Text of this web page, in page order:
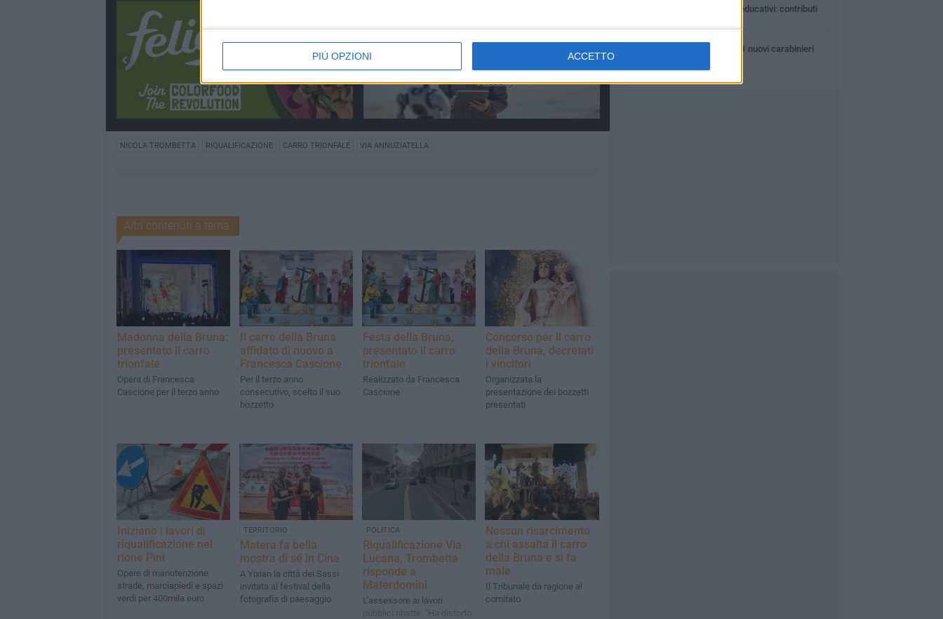
PIÙ OPZIONI ACCETTO
NICOLA TROMBETTA RIQUALIFICAZIONE CARRO TRIONFALE VIA ANNUZIATELLA
Altri contenuti a tema
Madonna della Bruna:
presentato il carro
trionfale
Opera di Francesca
Cascione per il terzo anno
Il carro della Bruna
affidato di nuovo a
Francesca Cascione
Per il terzo anno
consecutivo, scelto il suo
bozzetto
Festa della Bruna,
presentato il carro
trionfale
Realizzato da Francesca
Cascione
Concorso per il carro
della Bruna, decretati
i vincitori
Organizzata la
presentazione dei bozzetti
presentati
Iniziano i lavori di
riqualificazione nel
rione Pini
Opere di manutenzione
strade, marciapiedi e spazi
verdi per 400mila euro
TERRITORIO
Matera fa bella
mostra di sé in Cina
A Yixian la città dei Sassi
invitata al festival della
fotografia di paesaggio
POLITICA
Riqualificazione Via
Lucana, Trombetta
risponde a
Materdomini
L’assessore ai lavori
pubblici ribatte: "Ha distorto
Nessun risarcimento
a chi assalta il carro
della Bruna e si fa
male
Il Tribunale dà ragione al
comitato
Centri estivi e servizi educativi: contributi
In Basilicata arrivati 61 nuovi carabinieri